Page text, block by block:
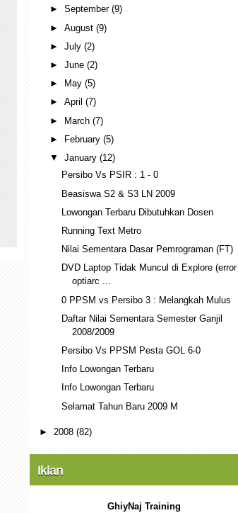
►September(9)
►August(9)
►July(2)
►June(2)
►
May(5)
►April(7)
► March(7)
►
February(5)
▼January(12)
Persibo Vs PSIR : 1 - 0
Beasiswa S2 & S3 LN 2009
Lowongan Terbaru Dibutuhkan Dosen
Running Text Metro
Nilai Sementara Dasar Pemrograman (FT)
DVD Laptop Tidak Muncul di Explore (error
optiarc ...
0 PPSM vs Persibo 3 : Melangkah Mulus
Daftar Nilai Sementara Semester Ganjil
2008/2009
Persibo Vs PPSM Pesta GOL 6-0
Info Lowongan Terbaru
Info Lowongan Terbaru
Selamat Tahun Baru 2009 M
► 2008 (82)
Iklan
GhiyNaj Training